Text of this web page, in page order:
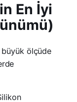
En İyi
ölçüde